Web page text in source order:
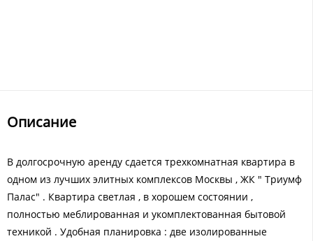
Описание
В долгосрочную аренду сдается трехкомнатная квартира в
одном из лучших элитных комплексов Москвы , ЖК " Триумф
Палас" . Квартира светлая , в хорошем состоянии ,
полностью меблированная и укомплектованная бытовой
техникой . Удобная планировка : две изолированные